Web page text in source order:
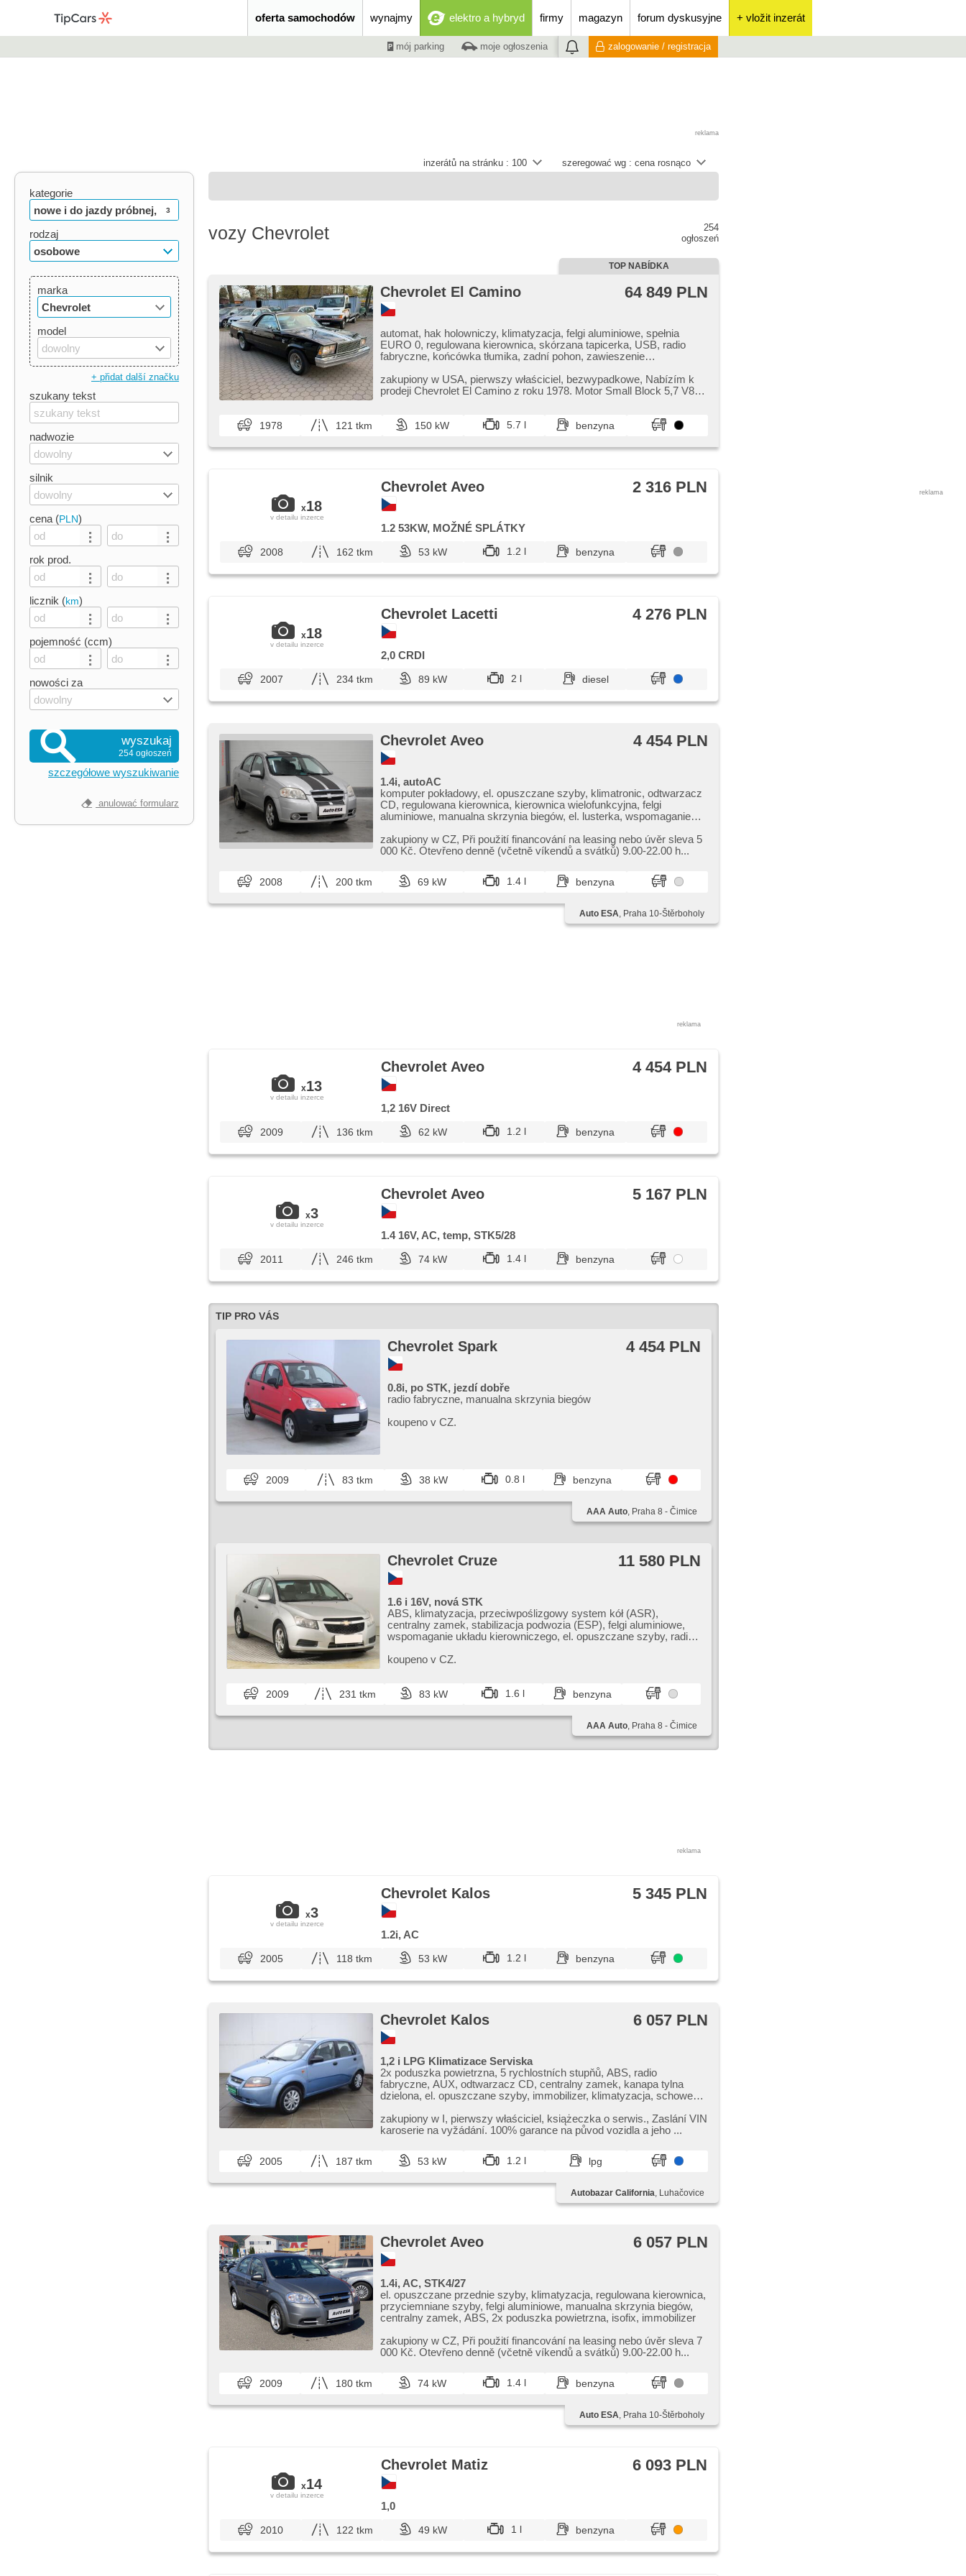
oferta samochodów wynajmy elektro a hybryd firmy magazyn forum dyskusyjne + vložit inzerát
mój parking moje ogłoszenia zalogowanie / registracja
reklama
szeregować wg : cena rosnąco
inzerátů na stránku : 100
kategorie
nowe i do jazdy próbnej,
używane, oldtimery
3
rodzaj
osobowe
marka
Chevrolet
model
dowolny
+ přidat další značku
szukany tekst
nadwozie
dowolny
silnik
dowolny
cena (PLN)
rok prod.
licznik (km)
pojemność (ccm)
nowości za
dowolny
wyszukaj
254 ogłoszeń
szczegółowe wyszukiwanie
anulować formularz
vozy Chevrolet
254
ogłoszeń
TOP NABÍDKA
Chevrolet El Camino 64 849 PLN
automat, hak holowniczy, klimatyzacja, felgi aluminiowe, spełnia
EURO 0, regulowana kierownica, skórzana tapicerka, USB, radio
fabryczne, końcówka tłumika, zadní pohon, zawieszenie
zakupiony w USA,​ pierwszy właściciel,​ bezwypadkowe,​ Nabízím k
prodeji Chevrolet El Camino z roku 1978. Motor Small Block 5,​7 V8
1978 121 tkm 150 kW 5.7 l benzyna
x18
v detailu inzerce
Chevrolet Aveo 2 316 PLN
1.2 53KW, MOŽNÉ SPLÁTKY
2008 162 tkm 53 kW 1.2 l benzyna
x18
v detailu inzerce
Chevrolet Lacetti 4 276 PLN
2,0 CRDI
2007 234 tkm 89 kW 2 l diesel
Chevrolet Aveo 4 454 PLN
1.4i, autoAC
komputer pokładowy, el. opuszczane szyby, klimatronic, odtwarzacz
CD, regulowana kierownica, kierownica wielofunkcyjna, felgi
aluminiowe, manualna skrzynia biegów, el. lusterka, wspomaganie
podwozia (ESP), halogeny, ABS, przeciwpoślizgowy system kół
(ASR), wyłączenie poduszki pasażera, immobilizer, 4x poduszka
zakupiony w CZ,​ Při použití financování na leasing nebo úvěr sleva 5
000 Kč. Otevřeno denně (včetně víkendů a svátků) 9.00​-22.00 h...
2008 200 tkm 69 kW 1.4 l benzyna
Auto ESA, Praha 10-Štěrboholy
reklama
x13
v detailu inzerce
Chevrolet Aveo 4 454 PLN
1,2 16V Direct
2009 136 tkm 62 kW 1.2 l benzyna
x3
v detailu inzerce
Chevrolet Aveo 5 167 PLN
1.4 16V, AC, temp, STK5/28
2011 246 tkm 74 kW 1.4 l benzyna
TIP PRO VÁS
Chevrolet Spark 4 454 PLN
0.8i, po STK, jezdí dobře
radio fabryczne, manualna skrzynia biegów
koupeno v CZ.
2009 83 tkm 38 kW 0.8 l benzyna
AAA Auto, Praha 8 - Čimice
Chevrolet Cruze 11 580 PLN
1.6 i 16V, nová STK
ABS, klimatyzacja, przeciwpoślizgowy system kół (ASR),
centralny zamek, stabilizacja podwozia (ESP), felgi aluminiowe,
wspomaganie układu kierowniczego, el. opuszczane szyby, radio
koupeno v CZ.
2009 231 tkm 83 kW 1.6 l benzyna
AAA Auto, Praha 8 - Čimice
reklama
x3
v detailu inzerce
Chevrolet Kalos 5 345 PLN
1.2i, AC
2005 118 tkm 53 kW 1.2 l benzyna
Chevrolet Kalos 6 057 PLN
1,2 i LPG Klimatizace Serviska
2x poduszka powietrzna, 5 rychlostních stupňů, ABS, radio
fabryczne, AUX, odtwarzacz CD, centralny zamek, kanapa tylna
dzielona, el. opuszczane szyby, immobilizer, klimatyzacja, schowek z
kierowniczego, czujnik klocków hamulcowych, fotele regulowane,
wycieraczka tylna
zakupiony w I,​ pierwszy właściciel,​ książeczka o serwis.,​ Zaslání VIN
karoserie na vyžádání. 100% garance na původ vozidla a jeho ...
2005 187 tkm 53 kW 1.2 l lpg
Autobazar California, Luhačovice
Chevrolet Aveo 6 057 PLN
1.4i, AC, STK4/27
el. opuszczane przednie szyby, klimatyzacja, regulowana kierownica,
przyciemniane szyby, felgi aluminiowe, manualna skrzynia biegów,
centralny zamek, ABS, 2x poduszka powietrzna, isofix, immobilizer
zakupiony w CZ,​ Při použití financování na leasing nebo úvěr sleva 7
000 Kč. Otevřeno denně (včetně víkendů a svátků) 9.00​-22.00 h...
2009 180 tkm 74 kW 1.4 l benzyna
Auto ESA, Praha 10-Štěrboholy
x14
v detailu inzerce
Chevrolet Matiz 6 093 PLN
1,0
2010 122 tkm 49 kW 1 l benzyna
reklama